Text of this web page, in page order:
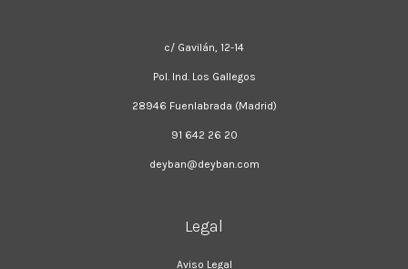
c/ Gavilán, 12-14
Pol. Ind. Los Gallegos
28946 Fuenlabrada (Madrid)
91 642 26 20
deyban@deyban.com
Legal
Aviso Legal